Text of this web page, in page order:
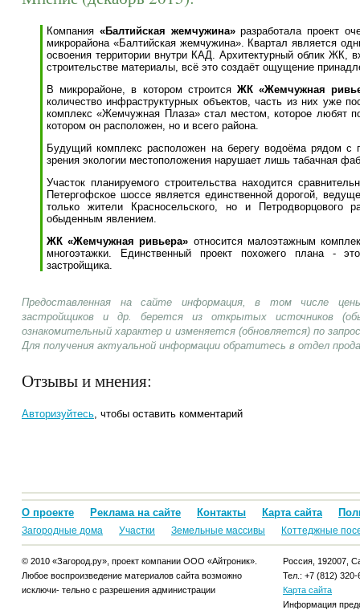
Компания «Балтийская жемчужина»разработала проект
микрорайона «Балтийская жемчужина». Квартал является
освоения территории внутри КАД. Архитектурный облик ЖК,
строительстве материалы, всё это создаёт ощущение
В микрорайоне, в котором строится ЖК «Жемчужная
количество инфраструктурных объектов, часть из них уже
комплекс «Жемчужная Плаза» стал местом, которое любят
котором он расположен, но и всего района.
Будущий комплекс расположен на берегу водоёма рядом с
зрения экологии местоположения нарушает лишь табачная
Участок планируемого строительства находится
Петергофское шоссе является единственной дорогой,
только жители Красносельского, но и Петродворцового
обыденным явлением.
ЖК «Жемчужная ривьера» относится малоэтажным
многоэтажки. Единственный проект похожего плана -
застройщика.
Предоставленная на сайте информация, в том числе
застройщиков и др. берется из открытых источников
ознакомительный характер и изменяется (обновляется) по
Для получения актуальной информации обратитесь в отдел
Отзывы и мнения:
Авторизуйтесь, чтобы оставить комментарий
О проекте Реклама на сайте Контакты Карта сайта
Загородные дома Участки Земельные массивы Коттеджные
© 2010 «Загород.ру», проект компании ООО «Айтроник».
Любое воспроизведение материалов сайта возможно
исключи- тельно с разрешения администрации
Россия, 192007,
Тел.: +7 (812) 320-
Карта сайта
Информация